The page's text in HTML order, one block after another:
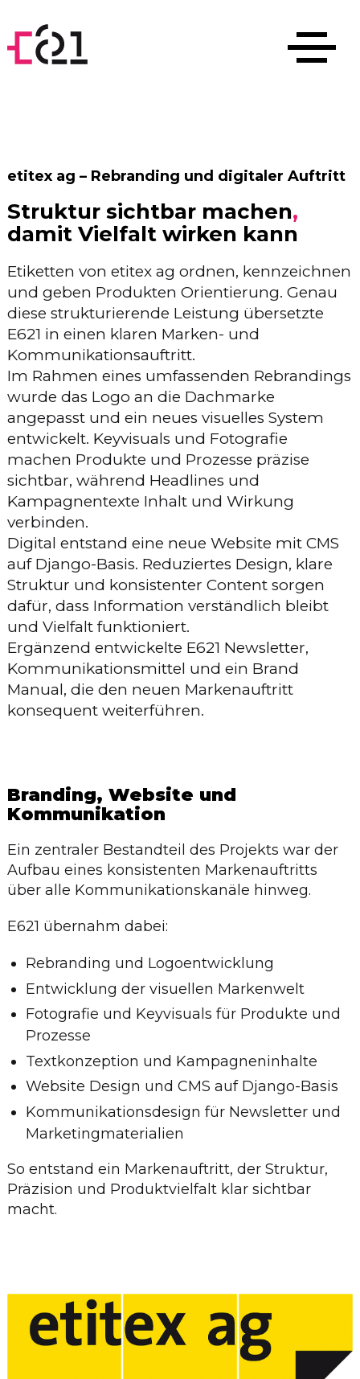
etitex ag – Rebranding und digitaler Auftritt
Struktur sichtbar machen,
damit Vielfalt wirken kann
Etiketten von etitex ag ordnen, kennzeichnen
und geben Produkten Orientierung. Genau
diese strukturierende Leistung übersetzte
E621 in einen klaren Marken- und
Kommunikationsauftritt.
Im Rahmen eines umfassenden Rebrandings
wurde das Logo an die Dachmarke
angepasst und ein neues visuelles System
entwickelt. Keyvisuals und Fotografie
machen Produkte und Prozesse präzise
sichtbar, während Headlines und
Kampagnentexte Inhalt und Wirkung
verbinden.
Digital entstand eine neue Website mit CMS
auf Django-Basis. Reduziertes Design, klare
Struktur und konsistenter Content sorgen
dafür, dass Information verständlich bleibt
und Vielfalt funktioniert.
Ergänzend entwickelte E621 Newsletter,
Kommunikationsmittel und ein Brand
Manual, die den neuen Markenauftritt
konsequent weiterführen.
Branding, Website und
Kommunikation
Ein zentraler Bestandteil des Projekts war der
Aufbau eines konsistenten Markenauftritts
über alle Kommunikationskanäle hinweg.
E621 übernahm dabei:
Rebranding und Logoentwicklung
Entwicklung der visuellen Markenwelt
Fotografie und Keyvisuals für Produkte und
Prozesse
Textkonzeption und Kampagneninhalte
Website Design und CMS auf Django-Basis
Kommunikationsdesign für Newsletter und
Marketingmaterialien
So entstand ein Markenauftritt, der Struktur,
Präzision und Produktvielfalt klar sichtbar
macht.